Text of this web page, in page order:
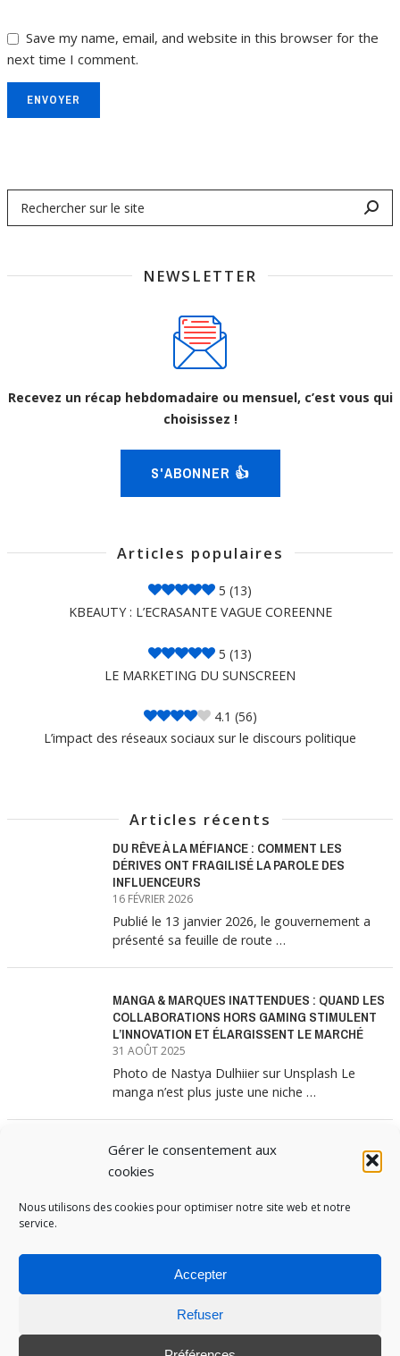
Gérer le consentement aux
cookies
Nous utilisons des cookies pour optimiser notre site web et notre
service.
Accepter
Refuser
Save my name, email, and website in this browser for the
next time I comment.
ENVOYER
NEWSLETTER
Recevez un récap hebdomadaire ou mensuel, c’est vous qui
choisissez !
S'ABONNER 👍
Articles populaires
5 (13)
KBEAUTY : L’ECRASANTE VAGUE COREENNE
5 (13)
LE MARKETING DU SUNSCREEN
4.1 (56)
L’impact des réseaux sociaux sur le discours politique
Articles récents
DU RÊVE À LA MÉFIANCE : COMMENT LES
DÉRIVES ONT FRAGILISÉ LA PAROLE DES
INFLUENCEURS
16 FÉVRIER 2026
Publié le 13 janvier 2026, le gouvernement a
présenté sa feuille de route …
MANGA & MARQUES INATTENDUES : QUAND LES
COLLABORATIONS HORS GAMING STIMULENT
L’INNOVATION ET ÉLARGISSENT LE MARCHÉ
31 AOÛT 2025
Photo de Nastya Dulhiier sur Unsplash Le
manga n’est plus juste une niche …
MANGA & MARQUES : ANATOMIE D’UNE
ALLIANCE MARKETING GAGNANTE
Les interminables files d’attente devant les
MEDIA INSTITUTE
STRATÉGIE MARKETING & DIGITALE © TOUS DROITS RÉSERVÉS 2017-2025